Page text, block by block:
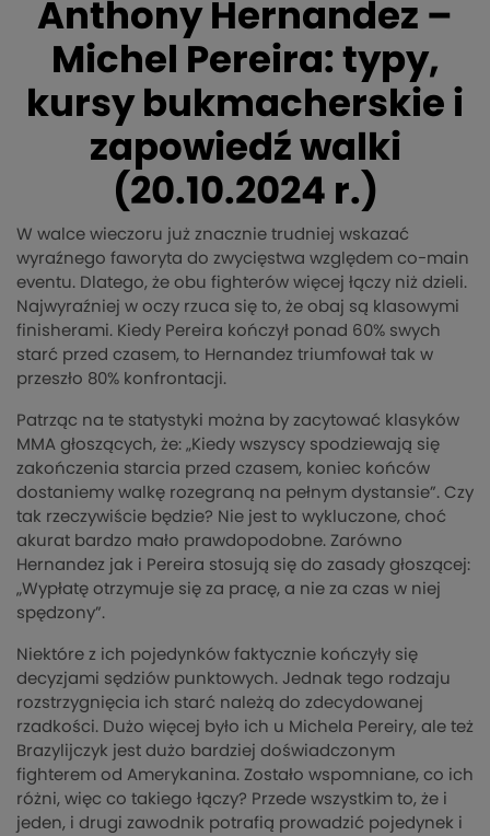
Anthony Hernandez –
Michel Pereira: typy,
kursy bukmacherskie i
zapowiedź walki
(20.10.2024 r.)
W walce wieczoru już znacznie trudniej wskazać
wyraźnego faworyta do zwycięstwa względem co-main
eventu. Dlatego, że obu fighterów więcej łączy niż dzieli.
Najwyraźniej w oczy rzuca się to, że obaj są klasowymi
finisherami. Kiedy Pereira kończył ponad 60% swych
starć przed czasem, to Hernandez triumfował tak w
przeszło 80% konfrontacji.
Patrząc na te statystyki można by zacytować klasyków
MMA głoszących, że: „Kiedy wszyscy spodziewają się
zakończenia starcia przed czasem, koniec końców
dostaniemy walkę rozegraną na pełnym dystansie”. Czy
tak rzeczywiście będzie? Nie jest to wykluczone, choć
akurat bardzo mało prawdopodobne. Zarówno
Hernandez jak i Pereira stosują się do zasady głoszącej:
„Wypłatę otrzymuje się za pracę, a nie za czas w niej
spędzony”.
Niektóre z ich pojedynków faktycznie kończyły się
decyzjami sędziów punktowych. Jednak tego rodzaju
rozstrzygnięcia ich starć należą do zdecydowanej
rzadkości. Dużo więcej było ich u Michela Pereiry, ale też
Brazylijczyk jest dużo bardziej doświadczonym
fighterem od Amerykanina. Zostało wspomniane, co ich
różni, więc co takiego łączy? Przede wszystkim to, że i
jeden, i drugi zawodnik potrafią prowadzić pojedynek i